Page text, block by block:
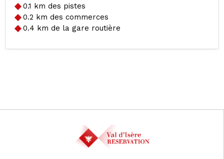
0.1 km des pistes
0.2 km des commerces
0.4 km de la gare routière